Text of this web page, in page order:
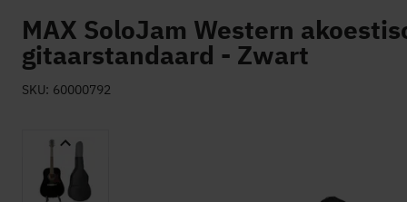
MAX SoloJam Western
gitaarstandaard - Zwart
SKU 60000792